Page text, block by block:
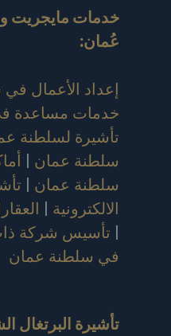
خدمات مايجريت
عُمان:
إعداد الأعمال
خدمات مساعدة
تأشيرة لسلطنة
سلطنة عمان |
سلطنة عمان |
الالكترونية |
| تأسيس شركة
في سلطنة عمان
تأشيرة البرتغال